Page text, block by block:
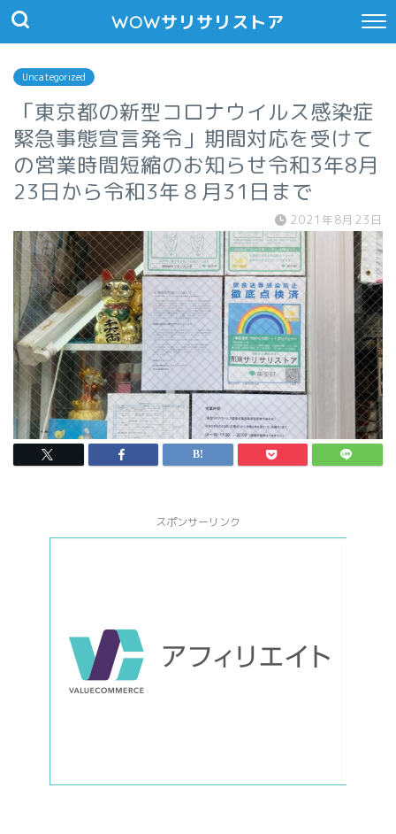
WOWサリサリストア
Uncategorized
「東京都の新型コロナウイルス感染症
緊急事態宣言発令」期間対応を受けて
の営業時間短縮のお知らせ令和3年8月
23日から令和3年８月31日まで
2021年8月23日
スポンサーリンク